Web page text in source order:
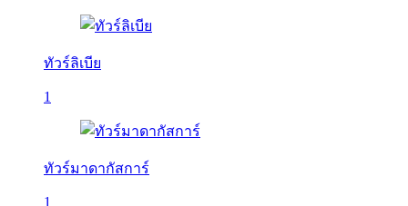
ทัวร์ลิเบีย
1
ทัวร์มาดากัสการ์
1